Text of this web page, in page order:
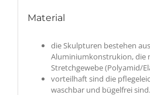
Material
die Skulpturen bestehen
Aluminiumkonstrukion, die
Stretchgewebe (Polyamid/
vorteilhaft sind die
waschbar und bügelfrei sind.